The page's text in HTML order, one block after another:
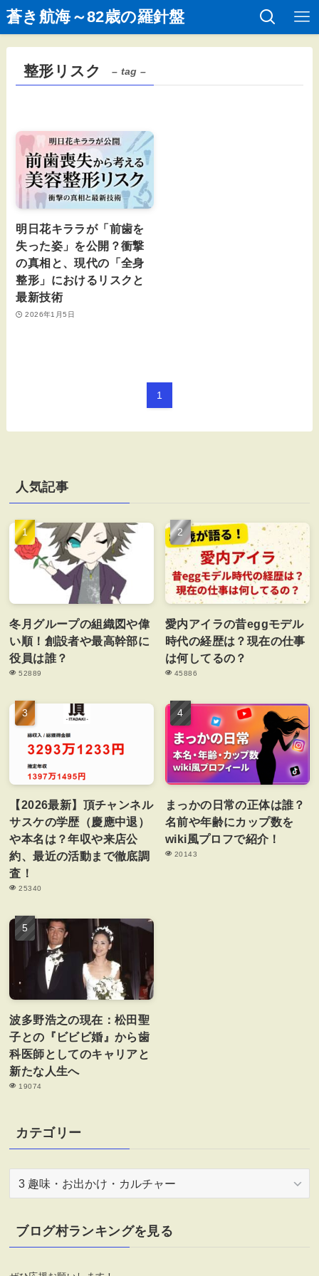
蒼き航海～82歳の羅針盤
整形リスク – tag –
明日花キララが「前歯を
失った姿」を公開？衝撃
の真相と、現代の「全身
整形」におけるリスクと
最新技術
2026年1月5日
1
人気記事
冬月グループの組織図や偉
い順！創設者や最高幹部に
役員は誰？
52889
愛内アイラの昔eggモデル
時代の経歴は？現在の仕事
は何してるの？
45886
【2026最新】頂チャンネル
サスケの学歴（慶應中退）
や本名は？年収や来店公
約、最近の活動まで徹底調
査！
25340
まっかの日常の正体は誰？
名前や年齢にカップ数を
wiki風プロフで紹介！
20143
波多野浩之の現在：松田聖
子との『ビビビ婚』から歯
科医師としてのキャリアと
新たな人生へ
19074
カテゴリー
カ
リ
ー
ブログ村ランキングを見る